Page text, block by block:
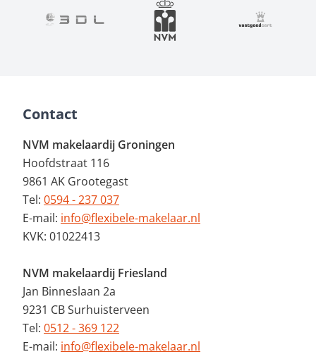
Contact
NVM makelaardij Groningen
Hoofdstraat 116
9861 AK Grootegast
Tel: 0594 - 237 037
E-mail: info@flexibele-makelaar.nl
KVK: 01022413
NVM makelaardij Friesland
Jan Binneslaan 2a
9231 CB Surhuisterveen
Tel: 0512 - 369 122
E-mail: info@flexibele-makelaar.nl